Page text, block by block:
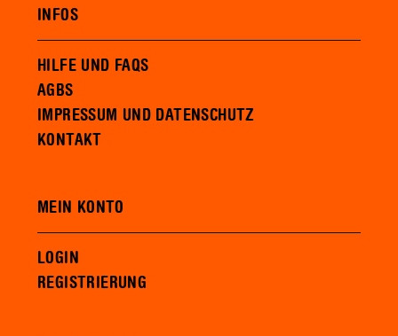
INFOS
HILFE UND FAQS
AGBS
IMPRESSUM UND DATENSCHUTZ
KONTAKT
MEIN KONTO
LOGIN
REGISTRIERUNG